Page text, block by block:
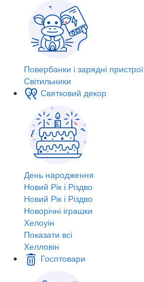
Повербанки і зарядні пристрої
Світильники
Святковий декор
День народження
Новий Рік і Різдво
Новий Рік і Різдво
Новорічні іграшки
Хелоуін
Показати всі
Хелловін
Госптовари